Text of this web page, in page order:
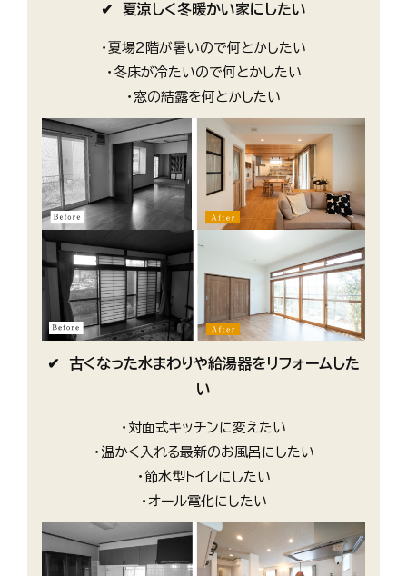
✔ 夏涼しく冬暖かい家にしたい
・夏場2階が暑いので何とかしたい
・冬床が冷たいので何とかしたい
・窓の結露を何とかしたい
✔ 古くなった水まわりや給湯器をリフォームした
い
・対面式キッチンに変えたい
・温かく入れる最新のお風呂にしたい
・節水型トイレにしたい
・オール電化にしたい